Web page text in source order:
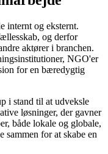
internt og eksternt.
og derfor
aktører i branchen.
NGO'er
for en bæredygtig
i stand til at udveksle
løsninger, der gavner
både lokale og globale,
sammen for at skabe en